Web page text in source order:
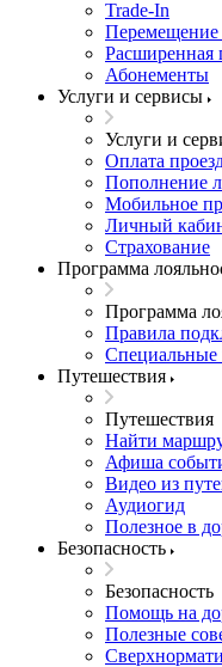
Trade-In
Перемещение
Расширенная
Абонементы
Услуги и сервисы
Услуги и
Оплата
Пополнение
Мобильное
Личный
Страхование
Программа
Программа
Правила
Специальные
Путешествия
Путешествия
Найти
Афиша
Видео из
Аудиогид
Полезное в
Безопасность
Безопасность
Помощь на
Полезные